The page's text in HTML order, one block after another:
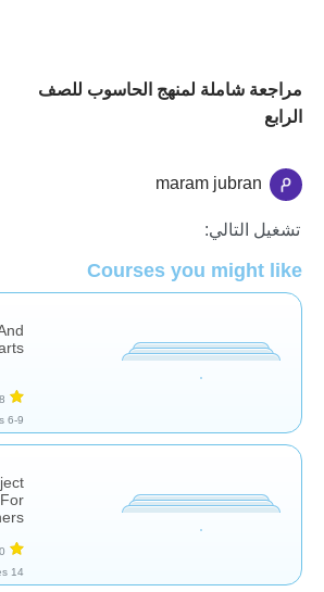
مراجعة شاملة لمنهج الحاسوب للصف
الرابع
التكنولوجياmaram jubran
تشغيل التالي:
Courses you might like
6-9 |
14+ |